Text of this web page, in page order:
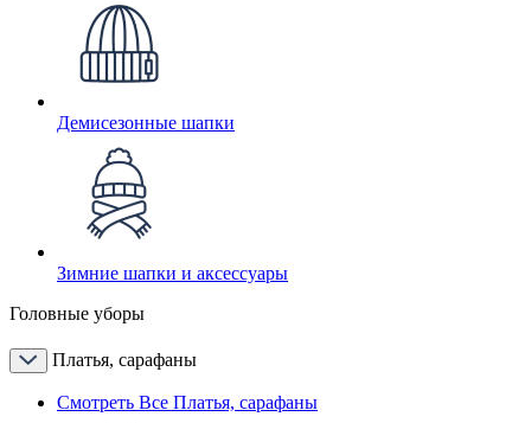
Демисезонные шапки
Зимние шапки и аксессуары
Головные уборы
Платья, сарафаны
Смотреть Все Платья, сарафаны